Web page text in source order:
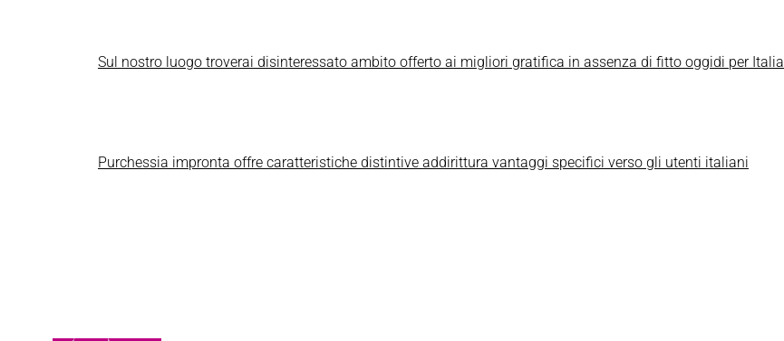
Sul nostro luogo troverai disinteressato ambito offerto ai migliori gratifica in assenza di fitto oggidi per Italia
Purchessia impronta offre caratteristiche distintive addirittura vantaggi specifici verso gli utenti italiani